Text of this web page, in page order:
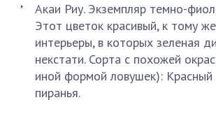
Акаи Риу. Экземпляр темно-
Этот цветок красивый, к тому
интерьеры, в которых зеленая
некстати. Сорта с похожей
иной формой ловушек): Красный
пиранья.